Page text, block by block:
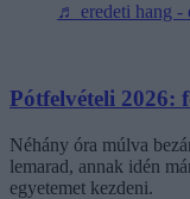
♬ eredeti hang -
Pótfelvételi 2026:
Néhány óra múlva
lemarad, annak idén
egyetemet kezdeni.